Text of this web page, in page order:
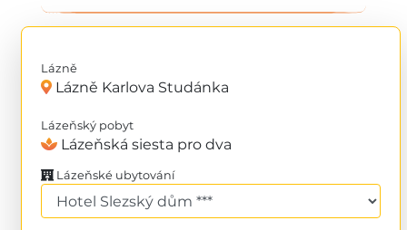
Lázně
Lázně Karlova Studánka
Lázeňský pobyt
Lázeňská siesta pro dva
Lázeňské ubytování